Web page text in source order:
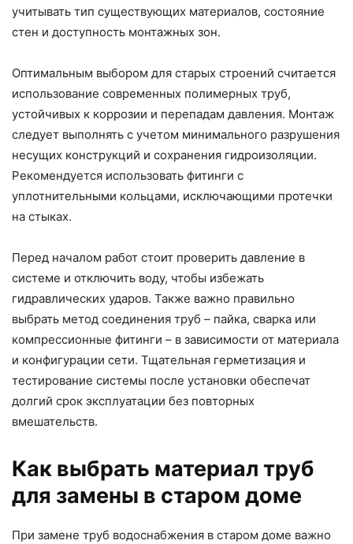
учитывать тип существующих материалов, состояние
стен и доступность монтажных зон.
Оптимальным выбором для старых строений считается
использование современных полимерных труб,
устойчивых к коррозии и перепадам давления. Монтаж
следует выполнять с учетом минимального разрушения
несущих конструкций и сохранения гидроизоляции.
Рекомендуется использовать фитинги с
уплотнительными кольцами, исключающими протечки
на стыках.
Перед началом работ стоит проверить давление в
системе и отключить воду, чтобы избежать
гидравлических ударов. Также важно правильно
выбрать метод соединения труб – пайка, сварка или
компрессионные фитинги – в зависимости от материала
и конфигурации сети. Тщательная герметизация и
тестирование системы после установки обеспечат
долгий срок эксплуатации без повторных
вмешательств.
Как выбрать материал труб
для замены в старом доме
При замене труб водоснабжения в старом доме важно